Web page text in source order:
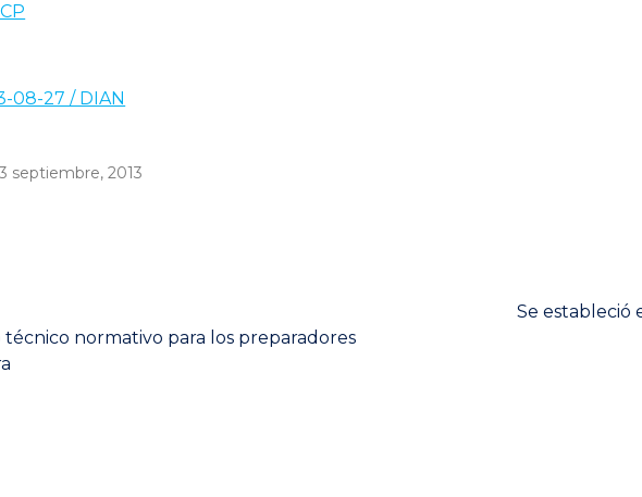
08-27 / DIAN
septiembre, 2013
normativo para los preparadores
Se estableció